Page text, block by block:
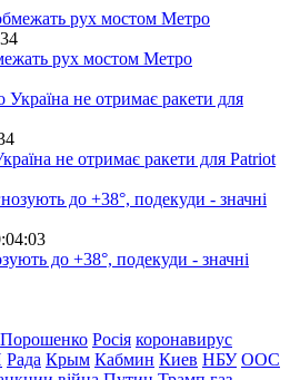
рух мостом Метро
не отримає ракети для Patriot
до +38°, подекуди - значні
Порошенко Росія коронавирус
Рада Крым Кабмин Киев НБУ ООС